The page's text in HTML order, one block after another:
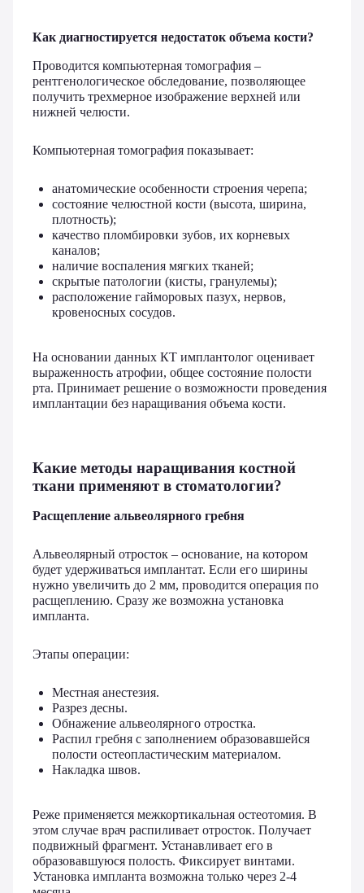
Как диагностируется недостаток объема кости?
Проводится компьютерная томография –
рентгенологическое обследование, позволяющее
получить трехмерное изображение верхней или
нижней челюсти.
Компьютерная томография показывает:
анатомические особенности строения черепа;
состояние челюстной кости (высота, ширина,
плотность);
качество пломбировки зубов, их корневых
каналов;
наличие воспаления мягких тканей;
скрытые патологии (кисты, гранулемы);
расположение гайморовых пазух, нервов,
кровеносных сосудов.
На основании данных КТ имплантолог оценивает
выраженность атрофии, общее состояние полости
рта. Принимает решение о возможности проведения
имплантации без наращивания объема кости.
Какие методы наращивания костной
ткани применяют в стоматологии?
Расщепление альвеолярного гребня
Альвеолярный отросток – основание, на котором
будет удерживаться имплантат. Если его ширины
нужно увеличить до 2 мм, проводится операция по
расщеплению. Сразу же возможна установка
импланта.
Этапы операции:
Местная анестезия.
Разрез десны.
Обнажение альвеолярного отростка.
Распил гребня с заполнением образовавшейся
полости остеопластическим материалом.
Накладка швов.
Реже применяется межкортикальная остеотомия. В
этом случае врач распиливает отросток. Получает
подвижный фрагмент. Устанавливает его в
образовавшуюся полость. Фиксирует винтами.
Установка импланта возможна только через 2-4